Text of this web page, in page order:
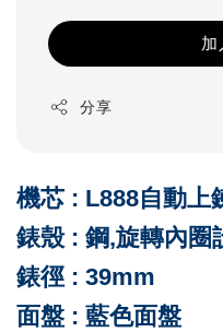
加
分享
機芯 : L888自動上
錶殼 : 鋼,旋轉內圈
錶徑 : 39mm
面盤 : 藍色面盤